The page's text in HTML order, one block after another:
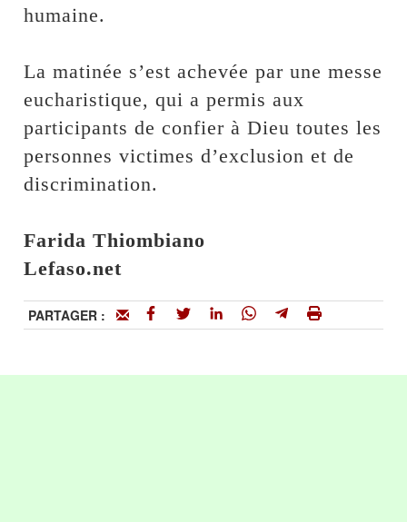
humaine.
‎La matinée s’est achevée par une messe
eucharistique, qui a permis aux
participants de confier à Dieu toutes les
personnes victimes d’exclusion et de
discrimination.
Farida Thiombiano
‎Lefaso.net
PARTAGER :